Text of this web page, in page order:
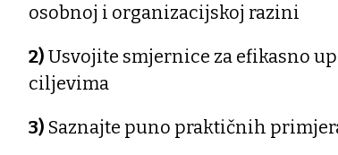
osobnoj i organizacijskoj razini
2) Usvojite smjernice za efikasno
ciljevima
3) Saznajte puno praktičnih